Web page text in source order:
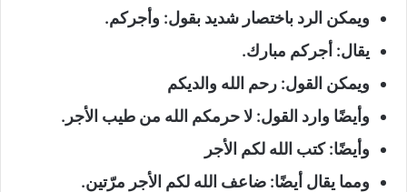
ويمكن الرد باختصار شديد بقول: وأجركم.
يقال: أجركم مبارك.
ويمكن القول: رحم الله والديكم
وأيضًا وارد القول: لا حرمكم الله من طيب الأجر.
وأيضًا: كتب الله لكم الأجر
ومما يقال أيضًا: ضاعف الله لكم الأجر مرّتين.